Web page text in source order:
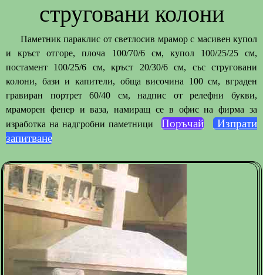
струговани колони
Паметник параклис от светлосив мрамор с масивен купол
и кръст отгоре, плоча 100/70/6 см, купол 100/25/25 см,
постамент 100/25/6 см, кръст 20/30/6 см, със струговани
колони, бази и капители, обща височина 100 см, вграден
гравиран портрет 60/40 см, надпис от релефни букви,
мраморен фенер и ваза, намиращ се в офис на фирма за
изработка на надгробни паметници
Поръчай
Изпрати
запитване